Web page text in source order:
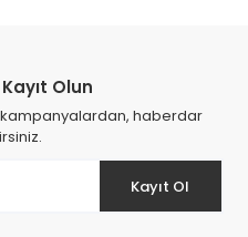
Olun
haberdar
Kayıt Ol